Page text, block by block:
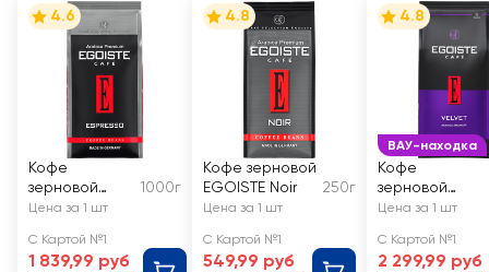
4.6
Кофе
зерновой
EGOISTE
1000г
Цена за 1 шт
С Картой №1
1 839,99 руб
4.8
Кофе зерновой
EGOISTE Noir
250г
Цена за 1 шт
С Картой №1
549,99 руб
ВАУ-находка
4.8
Кофе
зерновой
EGOISTE Velvet
Цена за 1 шт
С Картой №1
2 299,99 руб